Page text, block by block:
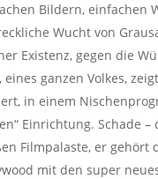
Bildern, einfachen
Wucht von
Existenz, gegen die
eines ganzen Volkes,
in einem
Einrichtung. Schade –
Filmpalaste, er gehört
mit den super